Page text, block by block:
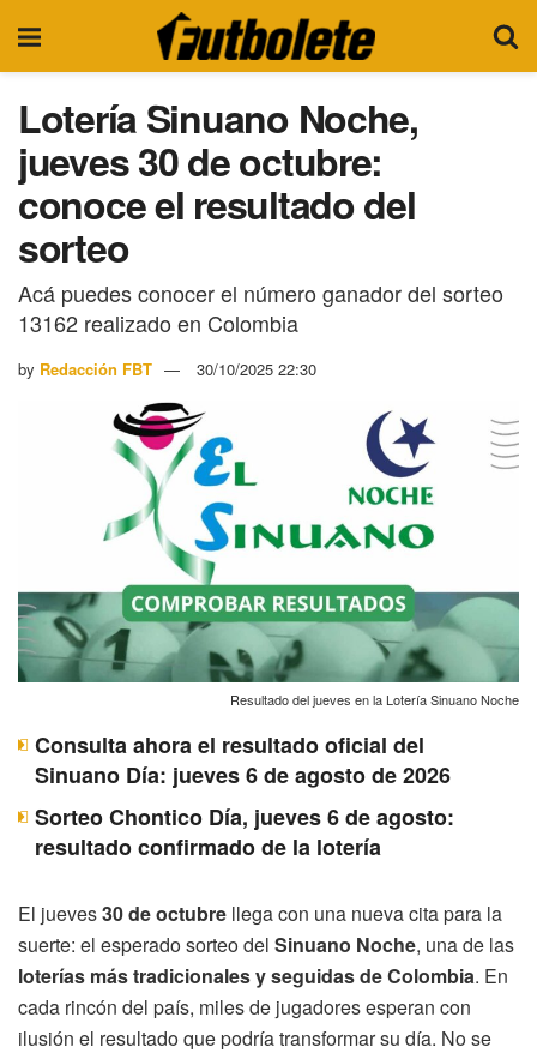
Lotería Sinuano Noche,
jueves 30 de octubre:
conoce el resultado del
sorteo
Acá puedes conocer el número ganador del sorteo
13162 realizado en Colombia
by Redacción FBT 30/10/2025 22:30
Resultado del jueves en la Lotería Sinuano Noche
Consulta ahora el resultado oficial del
Sinuano Día: jueves 6 de agosto de 2026
Sorteo Chontico Día, jueves 6 de agosto:
resultado confirmado de la lotería
El jueves30 de octubre llega con una nueva cita para la
suerte: el esperado sorteo del Sinuano Noche, una de las
loterías más tradicionales y seguidas de Colombia. En
cada rincón del país, miles de jugadores esperan con
ilusión el resultado que podría transformar su día. No se